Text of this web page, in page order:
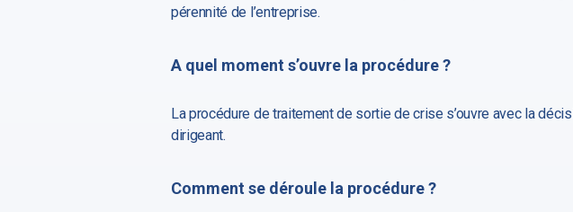
pérennité de l’entreprise.
A quel moment s’ouvre la procédure ?
La procédure de traitement de sortie de crise s’ouvre avec la
dirigeant.
Comment se déroule la procédure ?